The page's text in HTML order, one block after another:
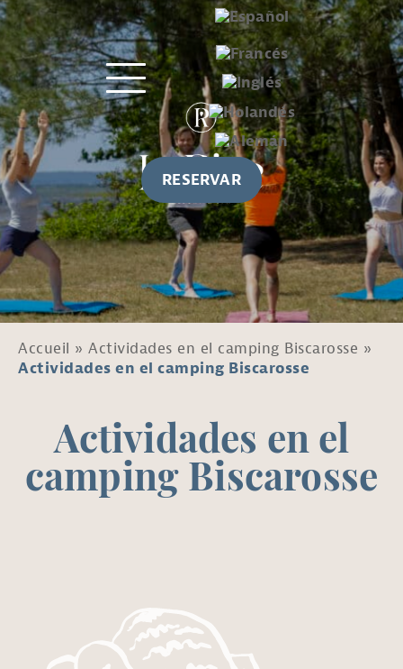
RESERVAR
Accueil »Actividades en el camping Biscarosse »
Actividades en el camping Biscarosse
Actividades en el
camping Biscarosse